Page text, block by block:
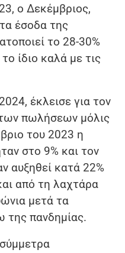
ο Δεκέμβριος,
έσοδα της
το 28-30%
ίδιο καλά με τις
έκλεισε για τον
πωλήσεων μόλις
του 2023 η
στο 9% και τον
αυξηθεί κατά 22%
από τη λαχτάρα
μετά τα
της πανδημίας.